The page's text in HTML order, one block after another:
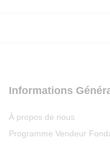
Informations
À propos de nous
Programme Vendeur